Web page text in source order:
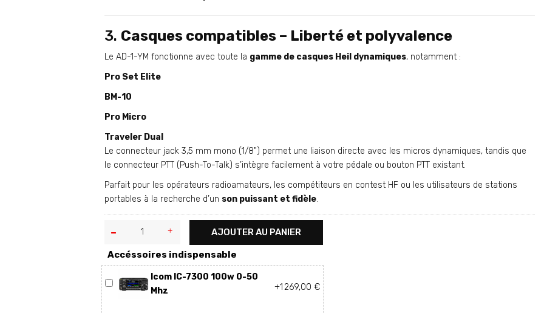
3. Casques compatibles – Liberté et polyvalence
Le AD-1-YM fonctionne avec toute la gamme de casques Heil dynamiques, notamment :
Pro Set Elite
BM-10
Pro Micro
Traveler Dual
Le connecteur jack 3,5 mm mono (1/8") permet une liaison directe avec les micros dynamiques, tandis que
le connecteur PTT (Push-To-Talk) s’intègre facilement à votre pédale ou bouton PTT existant.
Parfait pour les opérateurs radioamateurs, les compétiteurs en contest HF ou les utilisateurs de stations
portables à la recherche d’un son puissant et fidèle.
AJOUTER AU PANIER
Accéssoires indispensable
Icom IC-7300 100w 0-50
Mhz
+1 269,00 €